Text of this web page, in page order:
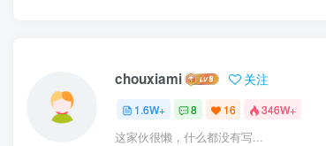
chouxiami 关注
1.6W+ 8 16 346W+
这家伙很懒，什么都没有写...